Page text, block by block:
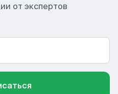
от экспертов